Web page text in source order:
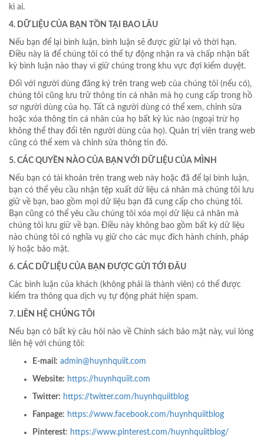
kì ai.
4. DỮ LIỆU CỦA BẠN TỒN TẠI BAO LÂU
Nếu bạn để lại bình luận, bình luận sẽ được giữ lại vô thời hạn.
Điều này là để chúng tôi có thể tự động nhận ra và chấp nhận bất
kỳ bình luận nào thay vì giữ chúng trong khu vực đợi kiểm duyệt.
Đối với người dùng đăng ký trên trang web của chúng tôi (nếu có),
chúng tôi cũng lưu trữ thông tin cá nhân mà họ cung cấp trong hồ
sơ người dùng của họ. Tất cả người dùng có thể xem, chỉnh sửa
hoặc xóa thông tin cá nhân của họ bất kỳ lúc nào (ngoại trừ họ
không thể thay đổi tên người dùng của họ). Quản trị viên trang web
cũng có thể xem và chỉnh sửa thông tin đó.
5. CÁC QUYỀN NÀO CỦA BẠN VỚI DỮ LIỆU CỦA MÌNH
Nếu bạn có tài khoản trên trang web này hoặc đã để lại bình luận,
bạn có thể yêu cầu nhận tệp xuất dữ liệu cá nhân mà chúng tôi lưu
giữ về bạn, bao gồm mọi dữ liệu bạn đã cung cấp cho chúng tôi.
Bạn cũng có thể yêu cầu chúng tôi xóa mọi dữ liệu cá nhân mà
chúng tôi lưu giữ về bạn. Điều này không bao gồm bất kỳ dữ liệu
nào chúng tôi có nghĩa vụ giữ cho các mục đích hành chính, pháp
lý hoặc bảo mật.
6. CÁC DỮ LIỆU CỦA BẠN ĐƯỢC GỬI TỚI ĐÂU
Các bình luận của khách (không phải là thành viên) có thể được
kiểm tra thông qua dịch vụ tự động phát hiện spam.
7. LIÊN HỆ CHÚNG TÔI
Nếu bạn có bất kỳ câu hỏi nào về Chính sách bảo mật này, vui lòng
liên hệ với chúng tôi:
E-mail: admin@huynhquiit.com
Website: https://huynhquiit.com
Twitter: https://twitter.com/huynhquiitblog
Fanpage: https://www.facebook.com/huynhquiitblog
Pinterest: https://www.pinterest.com/huynhquiitblog/